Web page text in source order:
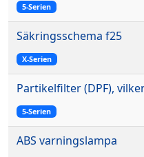
5-Serien
Säkringsschema f25
X-Serien
Partikelfilter (DPF),
5-Serien
ABS varningslampa